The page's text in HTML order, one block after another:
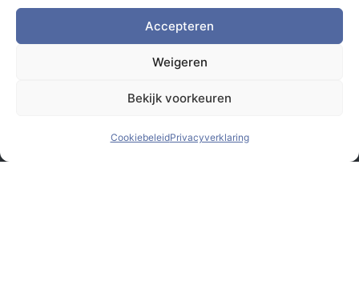
Accepteren
Weigeren
Bekijk voorkeuren
CookiebeleidPrivacyverklaring
© Monsterbox